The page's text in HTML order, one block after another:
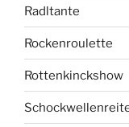
Radltante
Rockenroulette
Rottenkinckshow